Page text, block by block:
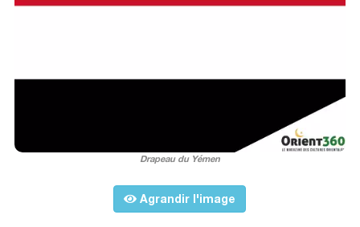
Drapeau du Yémen
Agrandir l'image